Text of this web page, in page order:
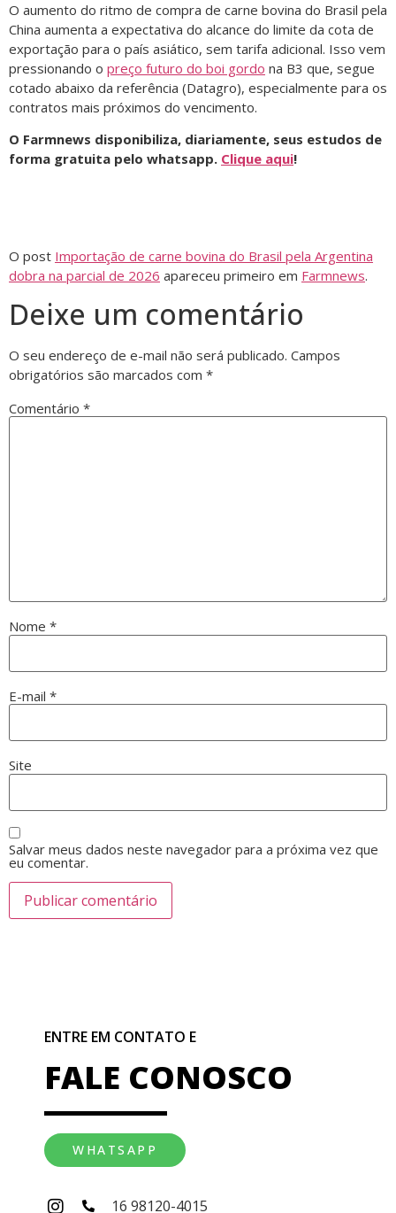
O aumento do ritmo de compra de carne bovina do Brasil pela
China aumenta a expectativa do alcance do limite da cota de
exportação para o país asiático, sem tarifa adicional. Isso vem
pressionando o preço futuro do boi gordo na B3 que, segue
cotado abaixo da referência (Datagro), especialmente para os
contratos mais próximos do vencimento.
O Farmnews disponibiliza, diariamente, seus estudos de
forma gratuita pelo whatsapp. Clique aqui!
O post Importação de carne bovina do Brasil pela Argentina
dobra na parcial de 2026 apareceu primeiro em Farmnews.
Deixe um comentário
O seu endereço de e-mail não será publicado. Campos
obrigatórios são marcados com *
Comentário *
Nome *
E-mail *
Site
Salvar meus dados neste navegador para a próxima vez que
eu comentar.
ENTRE EM CONTATO E
FALE CONOSCO
WHATSAPP
16 98120-4015